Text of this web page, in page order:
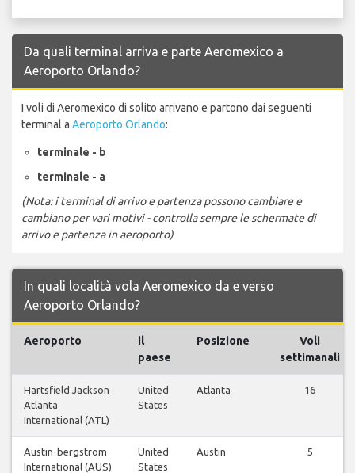
Da quali terminal arriva e parte Aeromexico a
Aeroporto Orlando?
I voli di Aeromexico di solito arrivano e partono dai seguenti
terminal a Aeroporto Orlando:
terminale - b
terminale - a
(Nota: i terminal di arrivo e partenza possono cambiare e
cambiano per vari motivi - controlla sempre le schermate di
arrivo e partenza in aeroporto)
In quali località vola Aeromexico da e verso
Aeroporto Orlando?
Aeroporto
il
paese
Posizione
Voli
settimanali
Hartsfield Jackson
Atlanta
International (ATL)
United
States
Atlanta 16
Austin-bergstrom
International (AUS)
United
States
Austin 5